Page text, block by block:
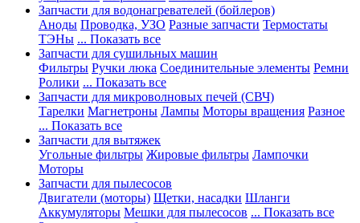
Запчасти для водонагревателей (бойлеров)
Аноды Проводка, УЗО Разные запчасти Термостаты
ТЭНы ... Показать все
Запчасти для сушильных машин
Фильтры Ручки люка Соединительные элементы Ремни
Ролики ... Показать все
Запчасти для микроволновых печей (СВЧ)
Тарелки Магнетроны Лампы Моторы вращения Разное
... Показать все
Запчасти для вытяжек
Угольные фильтры Жировые фильтры Лампочки
Моторы
Запчасти для пылесосов
Двигатели (моторы) Щетки, насадки Шланги
Аккумуляторы Мешки для пылесосов ... Показать все